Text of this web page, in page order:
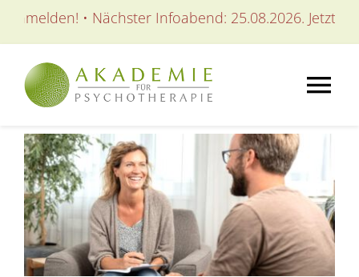
Inhalt
springen
• Nächster Infoabend: 25.08.2026. Jetzt
AKADEMIE
AUSBILDUNGEN
WEITERBILDUNGEN